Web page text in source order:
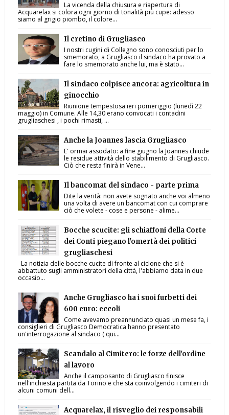
La vicenda della chiusura e riapertura di
Acquarelax si colora ogni giorno di tonalità più cupe: adesso
siamo al grigio piombo, il colore...
Il cretino di Grugliasco
I nostri cugini di Collegno sono conosciuti per lo
smemorato, a Grugliasco il sindaco ha provato a
fare lo smemorato anche lui, ma è stato...
Il sindaco colpisce ancora: agricoltura in
ginocchio
Riunione tempestosa ieri pomeriggio (lunedì 22
maggio) in Comune. Alle 14,30 erano convocati i contadini
grugliaschesi , i pochi rimasti, ...
Anche la Joannes lascia Grugliasco
E' ormai assodato: a fine giugno la Joannes chiude
le residue attività dello stabilimento di Grugliasco.
Ciò che resta finirà in Vene...
Il bancomat del sindaco - parte prima
Dite la verità: non avete sognato anche voi almeno
una volta di avere un bancomat con cui comprare
ciò che volete - cose e persone - alime...
Bocche scucite: gli schiaffoni della Corte
dei Conti piegano l'omertà dei politici
grugliaschesi
La notizia delle bocche cucite di fronte al ciclone che si è
abbattuto sugli amministratori della città, l'abbiamo data in due
occasio...
Anche Grugliasco ha i suoi furbetti dei
600 euro: eccoli
Come avevamo preannunciato quasi un mese fa, i
consiglieri di Grugliasco Democratica hanno presentato
un'interrogazione al sindaco ( qui...
Scandalo al Cimitero: le forze dell'ordine
al lavoro
Anche il camposanto di Grugliasco finisce
nell'inchiesta partita da Torino e che sta coinvolgendo i cimiteri di
alcuni comuni dell...
Acquarelax, il risveglio dei responsabili